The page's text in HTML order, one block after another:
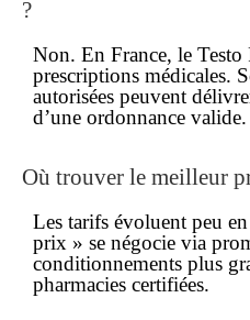
?
Non. En France, le Testo
prescriptions médicales.
autorisées peuvent
d’une ordonnance valide.
Où trouver le meilleur
Les tarifs évoluent peu
prix » se négocie via
conditionnements plus
pharmacies certifiées.